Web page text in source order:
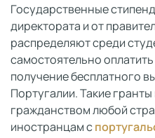
Государственные
директората и от
распределяют среди
самостоятельно
получение бесплатного
Португалии. Такие
гражданством любой
иностранцам с